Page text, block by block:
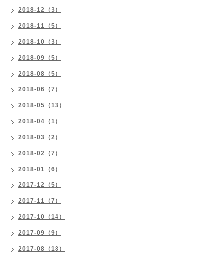
2018-12（3）
2018-11（5）
2018-10（3）
2018-09（5）
2018-08（5）
2018-06（7）
2018-05（13）
2018-04（1）
2018-03（2）
2018-02（7）
2018-01（6）
2017-12（5）
2017-11（7）
2017-10（14）
2017-09（9）
2017-08（18）